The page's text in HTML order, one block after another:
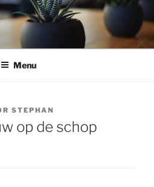
Menu
STEPHAN
op de schop